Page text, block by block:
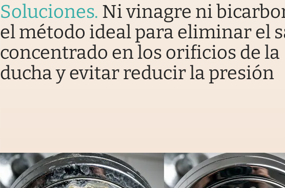
Soluciones. Ni vinagre ni
el método ideal para eliminar el
concentrado en los orificios de la
ducha y evitar reducir la presión